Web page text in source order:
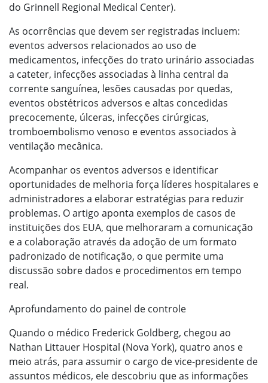
do Grinnell Regional Medical Center).
As ocorrências que devem ser registradas incluem:
eventos adversos relacionados ao uso de
medicamentos, infecções do trato urinário associadas
a cateter, infecções associadas à linha central da
corrente sanguínea, lesões causadas por quedas,
eventos obstétricos adversos e altas concedidas
precocemente, úlceras, infecções cirúrgicas,
tromboembolismo venoso e eventos associados à
ventilação mecânica.
Acompanhar os eventos adversos e identificar
oportunidades de melhoria força líderes hospitalares e
administradores a elaborar estratégias para reduzir
problemas. O artigo aponta exemplos de casos de
instituições dos EUA, que melhoraram a comunicação
e a colaboração através da adoção de um formato
padronizado de notificação, o que permite uma
discussão sobre dados e procedimentos em tempo
real.
Aprofundamento do painel de controle
Quando o médico Frederick Goldberg, chegou ao
Nathan Littauer Hospital (Nova York), quatro anos e
meio atrás, para assumir o cargo de vice-presidente de
assuntos médicos, ele descobriu que as informações